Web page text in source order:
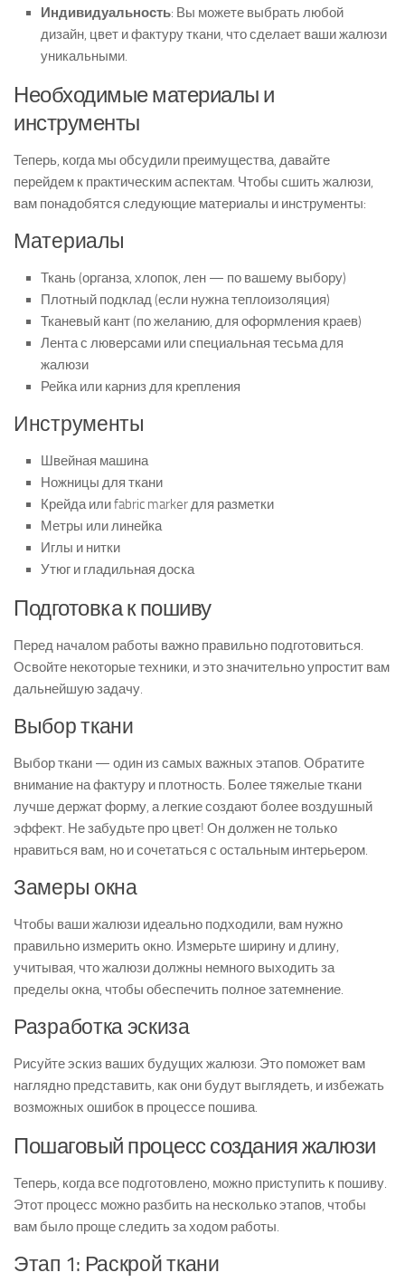
Индивидуальность: Вы можете выбрать любой
дизайн, цвет и фактуру ткани, что сделает ваши жалюзи
уникальными.
Необходимые материалы и
инструменты
Теперь, когда мы обсудили преимущества, давайте
перейдем к практическим аспектам. Чтобы сшить жалюзи,
вам понадобятся следующие материалы и инструменты:
Материалы
Ткань (органза, хлопок, лен — по вашему выбору)
Плотный подклад (если нужна теплоизоляция)
Тканевый кант (по желанию, для оформления краев)
Лента с люверсами или специальная тесьма для
жалюзи
Рейка или карниз для крепления
Инструменты
Швейная машина
Ножницы для ткани
Крейда или fabric marker для разметки
Метры или линейка
Иглы и нитки
Утюг и гладильная доска
Подготовка к пошиву
Перед началом работы важно правильно подготовиться.
Освойте некоторые техники, и это значительно упростит вам
дальнейшую задачу.
Выбор ткани
Выбор ткани — один из самых важных этапов. Обратите
внимание на фактуру и плотность. Более тяжелые ткани
лучше держат форму, а легкие создают более воздушный
эффект. Не забудьте про цвет! Он должен не только
нравиться вам, но и сочетаться с остальным интерьером.
Замеры окна
Чтобы ваши жалюзи идеально подходили, вам нужно
правильно измерить окно. Измерьте ширину и длину,
учитывая, что жалюзи должны немного выходить за
пределы окна, чтобы обеспечить полное затемнение.
Разработка эскиза
Рисуйте эскиз ваших будущих жалюзи. Это поможет вам
наглядно представить, как они будут выглядеть, и избежать
возможных ошибок в процессе пошива.
Пошаговый процесс создания жалюзи
Теперь, когда все подготовлено, можно приступить к пошиву.
Этот процесс можно разбить на несколько этапов, чтобы
вам было проще следить за ходом работы.
Этап 1: Раскрой ткани